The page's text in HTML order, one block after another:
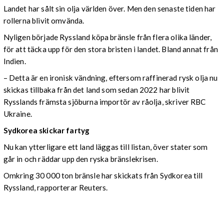
Landet har sålt sin olja världen över. Men den senaste tiden har
rollerna blivit omvända.
Nyligen började Ryssland köpa bränsle från flera olika länder,
för att täcka upp för den stora bristen i landet. Bland annat från
Indien.
– Detta är en ironisk vändning, eftersom raffinerad rysk olja nu
skickas tillbaka från det land som sedan 2022 har blivit
Rysslands främsta sjöburna importör av råolja, skriver RBC
Ukraine.
Sydkorea skickar fartyg
Nu kan ytterligare ett land läggas till listan, över stater som
går in och räddar upp den ryska bränslekrisen.
Omkring 30 000 ton bränsle har skickats från Sydkorea till
Ryssland, rapporterar Reuters.